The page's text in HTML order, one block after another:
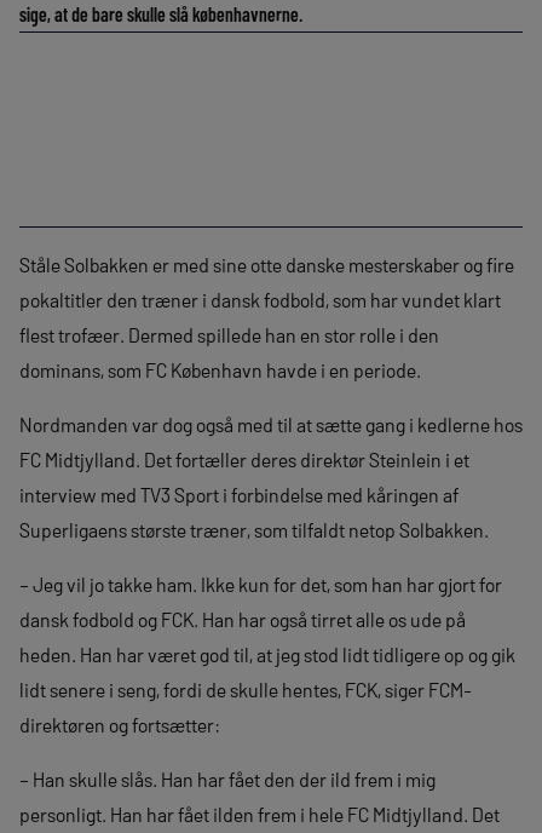
sige, at de bare skulle slå københavnerne.
Ståle Solbakken er med sine otte danske mesterskaber og fire
pokaltitler den træner i dansk fodbold, som har vundet klart
flest trofæer. Dermed spillede han en stor rolle i den
dominans, som FC København havde i en periode.
Nordmanden var dog også med til at sætte gang i kedlerne hos
FC Midtjylland. Det fortæller deres direktør Steinlein i et
interview med TV3 Sport i forbindelse med kåringen af
Superligaens største træner, som tilfaldt netop Solbakken.
– Jeg vil jo takke ham. Ikke kun for det, som han har gjort for
dansk fodbold og FCK. Han har også tirret alle os ude på
heden. Han har været god til, at jeg stod lidt tidligere op og gik
lidt senere i seng, fordi de skulle hentes, FCK, siger FCM-
direktøren og fortsætter:
– Han skulle slås. Han har fået den der ild frem i mig
personligt. Han har fået ilden frem i hele FC Midtjylland. Det